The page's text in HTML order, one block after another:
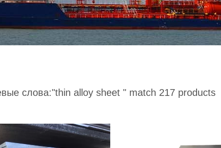
слова:"thin alloy sheet " match 217 products